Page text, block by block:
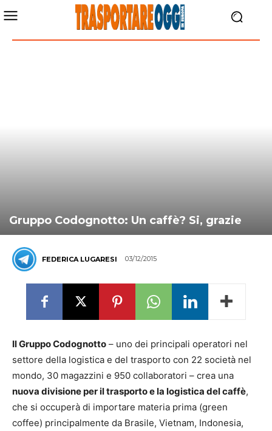
Gruppo Codognotto: Un caffè? Si, grazie
FEDERICA LUGARESI 03/12/2015
Il Gruppo Codognotto – uno dei principali operatori nel
settore della logistica e del trasporto con 22 società nel
mondo, 30 magazzini e 950 collaboratori – crea una
nuova divisione per il trasporto e la logistica del caffè,
che si occuperà di importare materia prima (green
coffee) principalmente da Brasile, Vietnam, Indonesia,